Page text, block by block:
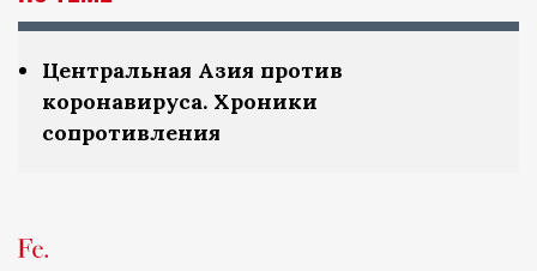
Центральная Азия против
коронавируса. Хроники
сопротивления